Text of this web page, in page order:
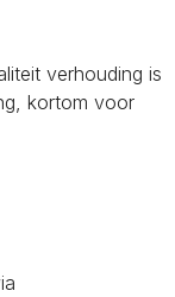
verhouding is
kortom voor